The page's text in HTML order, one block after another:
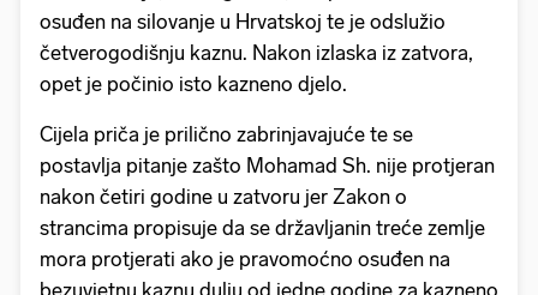
osuđen na silovanje u Hrvatskoj te je odslužio
četverogodišnju kaznu. Nakon izlaska iz zatvora,
opet je počinio isto kazneno djelo.
Cijela priča je prilično zabrinjavajuće te se
postavlja pitanje zašto Mohamad Sh. nije protjeran
nakon četiri godine u zatvoru jer Zakon o
strancima propisuje da se državljanin treće zemlje
mora protjerati ako je pravomoćno osuđen na